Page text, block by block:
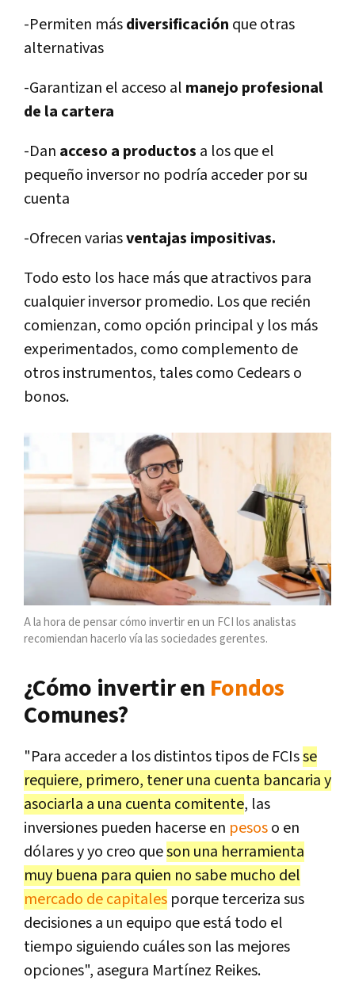
-Permiten másdiversificación que otras
alternativas
-Garantizan el acceso al manejo profesional
de la cartera
-Dan acceso a productos a los que el
pequeño inversor no podría acceder por su
cuenta
-Ofrecen variasventajas impositivas.
Todo esto los hace más que atractivos para
cualquier inversor promedio. Los que recién
comienzan, como opción principal y los más
experimentados, como complemento de
otros instrumentos, tales como Cedears o
bonos.
A la hora de pensar cómo invertir en un FCI los analistas
recomiendan hacerlo vía las sociedades gerentes.
¿Cómo invertir en Fondos
Comunes?
"Para acceder a los distintos tipos de FCIsse
requiere, primero, tener una cuenta bancaria y
asociarla a una cuenta comitente, las
inversiones pueden hacerse en pesoso en
dólares y yo creo queson una herramienta
muy buena para quien no sabe mucho del
mercado de capitales porque terceriza sus
decisiones a un equipo que está todo el
tiempo siguiendo cuáles son las mejores
opciones", asegura Martínez Reikes.